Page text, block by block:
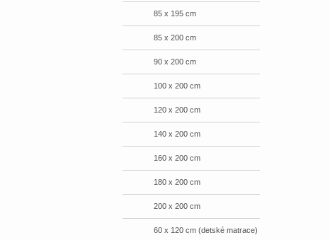
85 x 195 cm
85 x 200 cm
90 x 200 cm
100 x 200 cm
120 x 200 cm
140 x 200 cm
160 x 200 cm
180 x 200 cm
200 x 200 cm
60 x 120 cm (detské matrace)